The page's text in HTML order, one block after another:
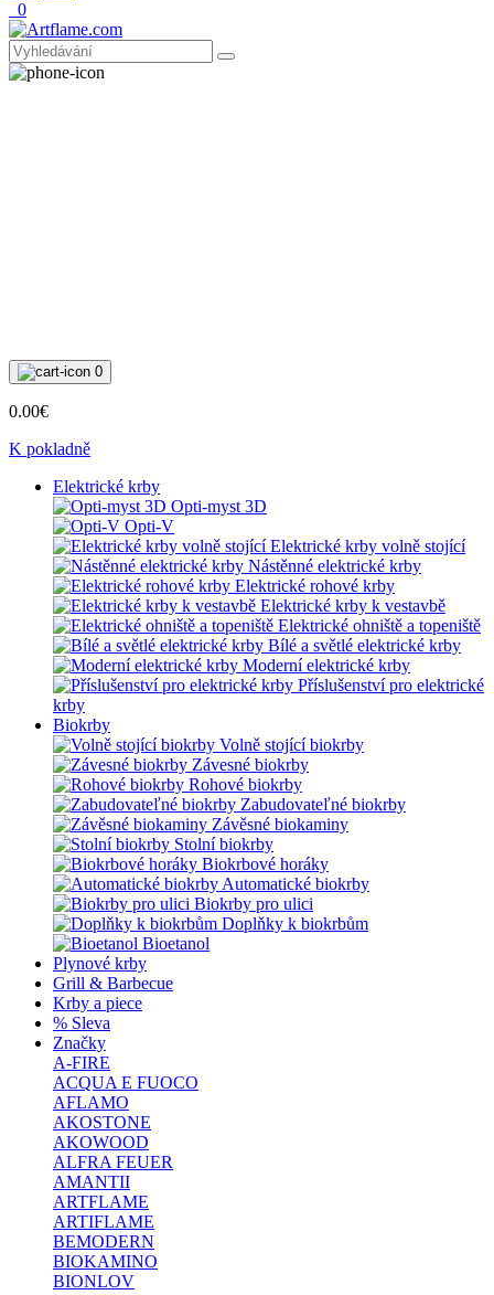
0
0
0.00€
K pokladně
Elektrické krby
Opti-myst 3D
Opti-V
Elektrické krby volně stojící
Nástěnné elektrické krby
Elektrické rohové krby
Elektrické krby k vestavbě
Elektrické ohniště a topeniště
Bílé a světlé elektrické krby
Moderní elektrické krby
Příslušenství pro elektrické
krby
Biokrby
Volně stojící biokrby
Závesné biokrby
Rohové biokrby
Zabudovateľné biokrby
Závěsné biokaminy
Stolní biokrby
Biokrbové horáky
Automatické biokrby
Biokrby pro ulici
Doplňky k biokrbům
Bioetanol
Plynové krby
Grill & Barbecue
Krby a piece
% Sleva
Značky
A-FIRE
ACQUA E FUOCO
AFLAMO
AKOSTONE
AKOWOOD
ALFRA FEUER
AMANTII
ARTFLAME
ARTIFLAME
BEMODERN
BIOKAMINO
BIONLOV